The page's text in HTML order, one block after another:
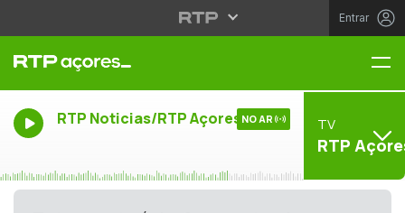
Entrar
RTP Noticias/RTP Açores NO AR TV
RTP